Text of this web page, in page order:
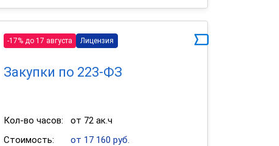
-17% до 17 августа Лицензия
Закупки по 223-ФЗ
Кол-во часов:
от 72 ак.ч
Стоимость:
от 17 160 руб.